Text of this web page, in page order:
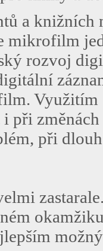
a
mikrofilm
rozvoj
Využitím
při
při